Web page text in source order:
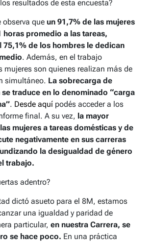
resultados de esta encuesta?
observa que un 91,7% de las mujeres
horas promedio a las tareas,
75,1% de los hombres le dedican
. Además, en el trabajo
mujeres son quienes realizan más de
simultáneo. La sobrecarga de
traduce en lo denominado “carga
. Desde aquí podés acceder a los
final. A su vez, la mayor
mujeres a tareas domésticas y de
negativamente en sus carreras
la desigualdad de género
trabajo.
adentro?
dictó asueto para el 8M, estamos
una igualdad y paridad de
particular, en nuestra Carrera, se
se hace poco. En una práctica